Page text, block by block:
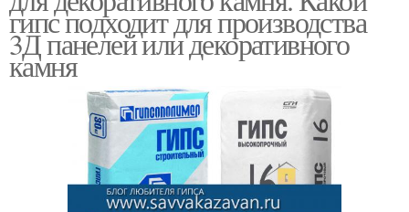
гипс подходит для производства
3Д панелей или декоративного
камня